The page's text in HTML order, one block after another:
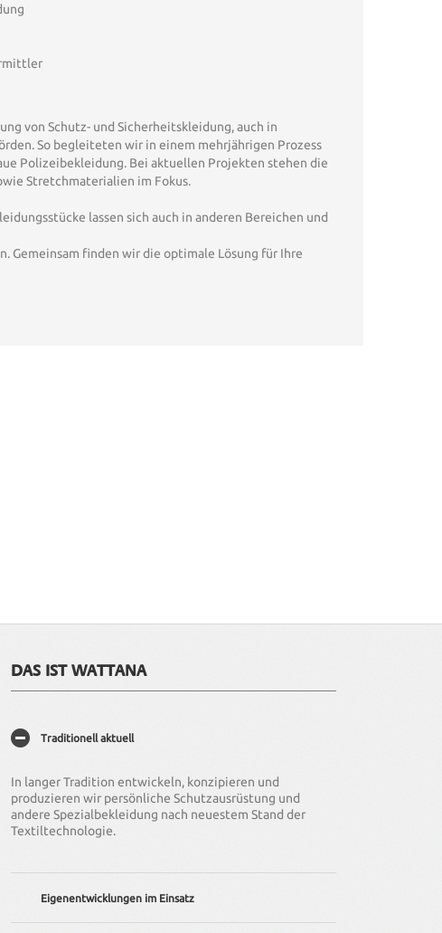
von Schutz- und Sicherheitskleidung, auch in
So begleiteten wir in einem mehrjährigen Prozess
Polizeibekleidung. Bei aktuellen Projekten stehen die
Stretchmaterialien im Fokus.
lassen sich auch in anderen Bereichen und
Gemeinsam finden wir die optimale Lösung für Ihre
DAS IST WATTANA
Traditionell aktuell
In langer Tradition entwickeln, konzipieren und
produzieren wir persönliche Schutzausrüstung und
andere Spezialbekleidung nach neuestem Stand der
Textiltechnologie.
Eigenentwicklungen im Einsatz